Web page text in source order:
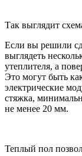
Так выглядит
Если вы решили
выглядеть
утеплителя, а
Это могут быть
электрические
стяжка,
не менее 20 мм.
Теплый пол